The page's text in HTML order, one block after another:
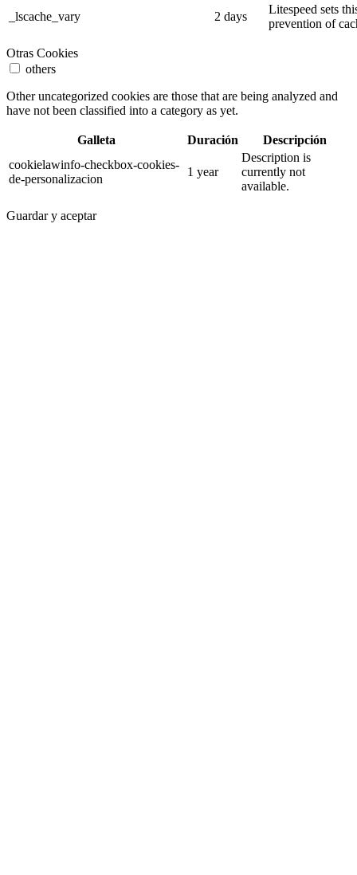
_lscache_vary 2 days
Litespeed sets
prevention of
Otras Cookies
others
Other uncategorized cookies are those that are being analyzed and
have not been classified into a category as yet.
Galleta Duración
Descripción
cookielawinfo-checkbox-cookies-
de-personalizacion
1 year
Description is
currently not
available.
Guardar y aceptar